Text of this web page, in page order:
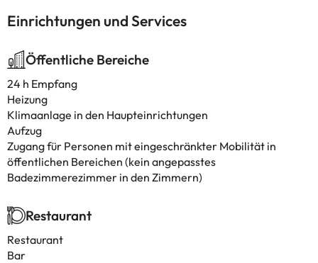
Einrichtungen und Services
Öffentliche Bereiche
24 h Empfang
Heizung
Klimaanlage in den Haupteinrichtungen
Aufzug
Zugang für Personen mit eingeschränkter Mobilität in
öffentlichen Bereichen (kein angepasstes
Badezimmerezimmer in den Zimmern)
Restaurant
Restaurant
Bar